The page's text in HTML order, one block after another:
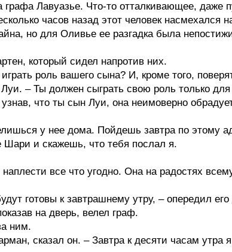
Лавуазье. Что-то отталкивающее, даже
часов назад этот человек насмехался
но для Оливье ее разгадка была
который сидел напротив них.
роль вашего сына? И, кроме того,
– Ты должен сыграть свою роль только для
что ты сын Луи, она неимоверно
у нее дома. Пойдешь завтра по этому
и скажешь, что тебя послал я.
все что угодно. Она на радостях
готовы к завтрашнему утру, – опередил
на дверь, велел граф.
ним.
сказал он. – Завтра к десяти часам утра